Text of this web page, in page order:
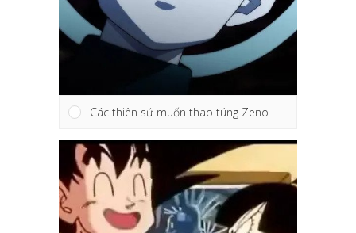
Các thiên sứ muốn thao túng Zeno